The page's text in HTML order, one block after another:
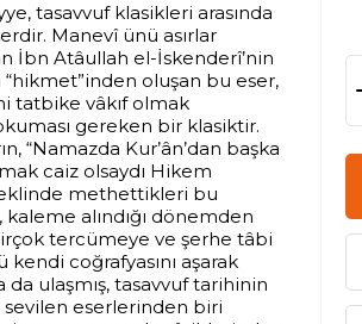
tasavvuf klasikleri arasında
Manevî ünü asırlar
İbn Atâullah el-İskenderî’nin
“hikmet”inden oluşan bu eser,
tatbike vâkıf olmak
gereken bir klasiktir.
“Namazda Kur’ân’dan başka
caiz olsaydı Hikem
methettikleri bu
kaleme alındığı dönemden
tercümeye ve şerhe tâbi
coğrafyasını aşarak
da ulaşmış, tasavvuf tarihinin
eserlerinden biri